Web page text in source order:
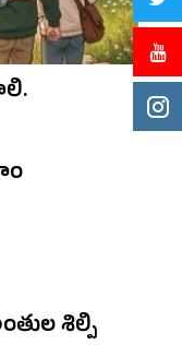
శిల్పి